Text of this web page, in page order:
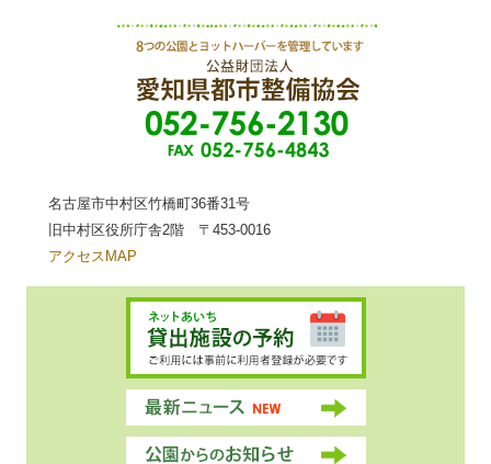
名古屋市中村区竹橋町36番31号
旧中村区役所庁舎2階 〒453-0016
アクセスMAP